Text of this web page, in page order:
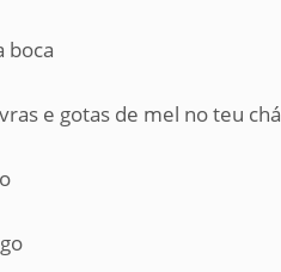
boca
e gotas de mel no teu chá